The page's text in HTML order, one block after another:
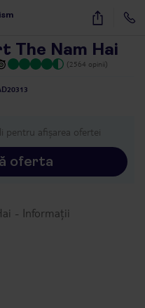
32
The Nam Hai
(2564 opinii)
pentru afișarea ofertei
oferta
- Informații